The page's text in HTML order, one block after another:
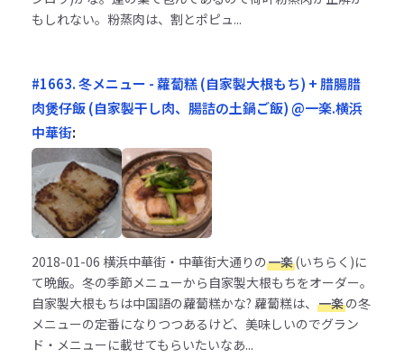
もしれない。粉蒸肉は、割とポピュ...
#1663. 冬メニュー - 蘿蔔糕 (自家製大根もち) + 腊腸腊
肉煲仔飯 (自家製干し肉、腸詰の土鍋ご飯) @一楽.横浜
中華街:
2018-01-06 横浜中華街・中華街大通りの一楽(いちらく)に
て晩飯。冬の季節メニューから自家製大根もちをオーダー。
自家製大根もちは中国語の蘿蔔糕かな? 蘿蔔糕は、 一楽の冬
メニューの定番になりつつあるけど、美味しいのでグラン
ド・メニューに載せてもらいたいなあ...